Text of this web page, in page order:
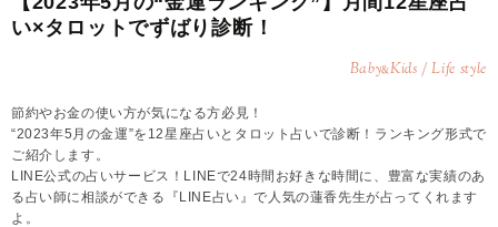
い×タロットでずばり診断！
Baby&Kids / Life style
節約やお金の使い方が気になる方必見！
“2023年5月の金運”を12星座占いとタロット占いで診断！ランキング形式で
ご紹介します。
LINE公式の占いサービス！LINEで24時間お好きな時間に、豊富な実績のあ
る占い師に相談ができる『LINE占い』で人気の蓮香先生が占ってくれます
よ。